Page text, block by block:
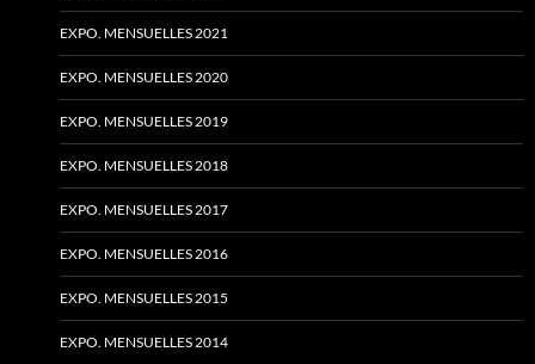
EXPO. MENSUELLES 2021
EXPO. MENSUELLES 2020
EXPO. MENSUELLES 2019
EXPO. MENSUELLES 2018
EXPO. MENSUELLES 2017
EXPO. MENSUELLES 2016
EXPO. MENSUELLES 2015
EXPO. MENSUELLES 2014